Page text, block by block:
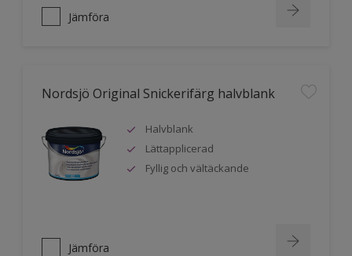
Jämföra
Nordsjö Original Snickerifärg halvblank
Halvblank
Lättapplicerad
Fyllig och vältäckande
Jämföra